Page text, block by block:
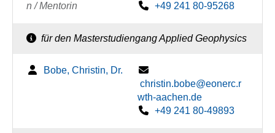
n / Mentorin
+49 241 80-95268
für den Masterstudiengang Applied Geophysics
Bobe, Christin, Dr.
christin.bobe@eonerc.r
wth-aachen.de
+49 241 80-49893